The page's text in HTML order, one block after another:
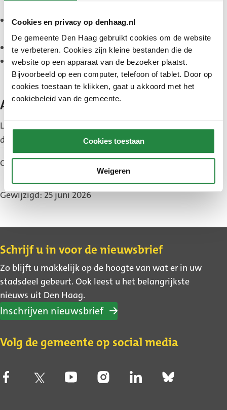
Cookies en privacy op denhaag.nl
De gemeente Den Haag gebruikt cookies om de website
te verbeteren. Cookies zijn kleine bestanden die de
website op een apparaat van de bezoeker plaatst.
Bijvoorbeeld op een computer, telefoon of tablet. Door op
cookies toestaan te klikken, gaat u akkoord met het
cookiebeleid van de gemeente.
Cookies toestaan
Weigeren
Subsidieaanvraag voor het opvangen van
regenwater(maximaal 50% van de kosten).
Het Groene Loket vraagt de subsidie voor u aan.
Persoonlijke begeleiding bij het kiezen en maken
van een groene dak
Aanmelden
Lees meer over de voorwaarden en aanmelden op
de
website van Het Groene Loket
(Externe
link)
.
Gepubliceerd: 22 mei 2026
Gewijzigd: 25 juni 2026
Contact
Schrijf u in voor de nieuwsbrief
Zo blijft u makkelijk op de hoogte van wat er in uw
stadsdeel gebeurt. Ook leest u het belangrijkste
nieuws uit Den Haag.
Inschrijven nieuwsbrief
Volg de gemeente op social media